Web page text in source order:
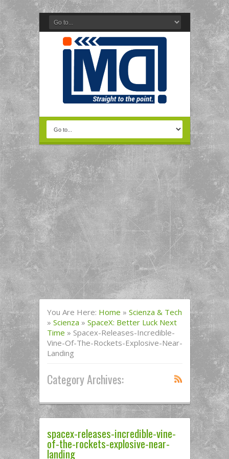
You Are Here: Home » Scienza & Tech
» Scienza » SpaceX: Better Luck Next
Time » Spacex-Releases-Incredible-
Vine-Of-The-Rockets-Explosive-Near-
Landing
Category Archives:
spacex-releases-incredible-vine-
of-the-rockets-explosive-near-
landing